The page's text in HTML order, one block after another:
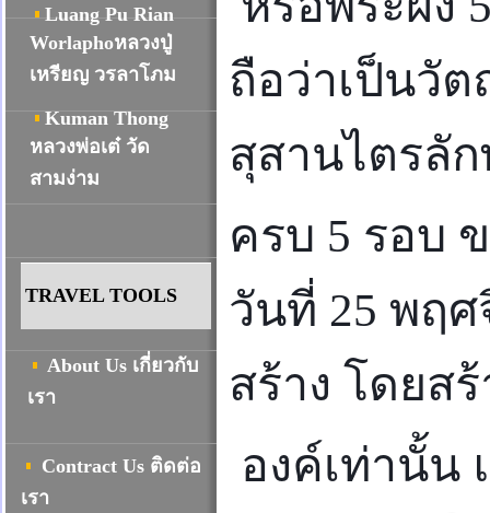
Luang Pu Rian
Worlaphoหลวงปู่
เหรียญ วรลาโภม
Kuman Thong
หลวงพ่อเต๋ วัด
สามง่าม
TRAVEL TOOLS
About Us เกี่ยวกับ
เรา
Contract Us ติดต่อ
เรา
ถือว่าเป็นวั
สุสานไตรลั
ครบ 5 รอบ
วันที่ 25 พฤ
สร้าง โดยส
องค์เท่านั้น